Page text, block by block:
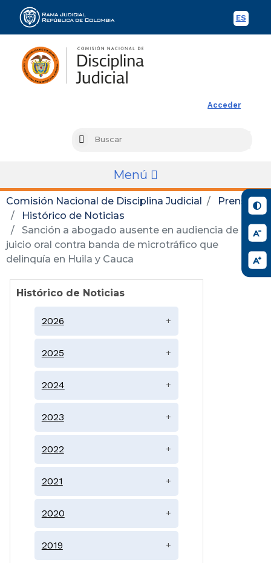
ES
Acceder
Menú
Comisión Nacional de Disciplina Judicial
Prensa
Histórico de Noticias
Sanción a abogado ausente en audiencia de
juicio oral contra banda de microtráfico que
delinquía en Huila y Cauca
Histórico de Noticias
2026 +
2025 +
2024 +
2023 +
2022 +
2021 +
2020 +
2019 +